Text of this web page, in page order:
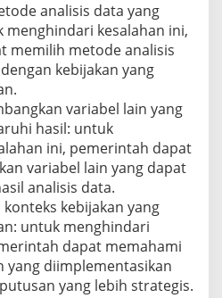
analisis data yang
kesalahan ini,
memilih metode analisis
kebijakan yang
variabel lain yang
hasil: untuk
ini, pemerintah dapat
variabel lain yang dapat
analisis data.
kebijakan yang
untuk menghindari
dapat memahami
yang diimplementasikan
yang lebih strategis.